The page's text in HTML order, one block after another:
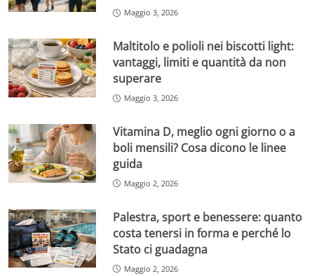
Maggio 3, 2026
Maltitolo e polioli nei biscotti light:
vantaggi, limiti e quantità da non
superare
Maggio 3, 2026
Vitamina D, meglio ogni giorno o a
boli mensili? Cosa dicono le linee
guida
Maggio 2, 2026
Palestra, sport e benessere: quanto
costa tenersi in forma e perché lo
Stato ci guadagna
Maggio 2, 2026